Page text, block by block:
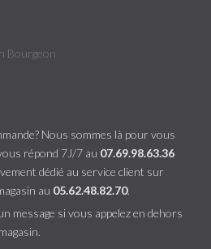
Bourgeon
Nous sommes là pour vous
répond 7J/7 au 07.69.98.63.36
dédié au service client sur
au 05.62.48.82.70.
message si vous appelez en dehors